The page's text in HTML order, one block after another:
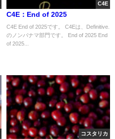
C4E
C4E：End of 2025
C4E End of 2025です。 C4Eは、Definitive.
のノンパナマ部門です。 End of 2025 End
of 2025...
コスタリカ